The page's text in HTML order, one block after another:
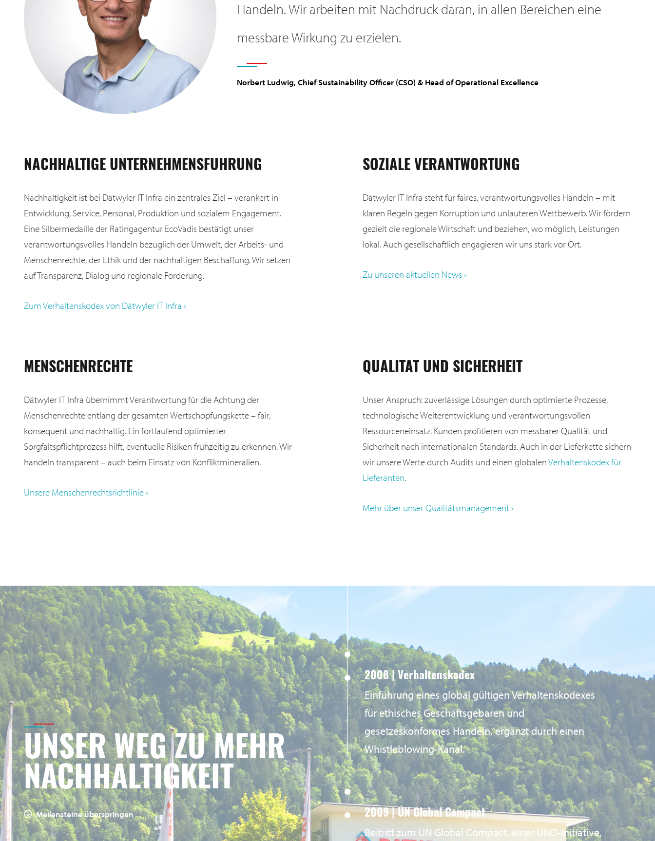
Handeln. Wir arbeiten mit Nachdruck daran, in allen Bereichen eine
messbare Wirkung zu erzielen.
Norbert Ludwig, Chief Sustainability Officer (CSO) & Head of Operational Excellence
NACHHALTIGE UNTERNEHMENSFÜHRUNG
Nachhaltigkeit ist bei Dätwyler IT Infra ein zentrales Ziel – verankert in
Entwicklung, Service, Personal, Produktion und sozialem Engagement.
Eine Silbermedaille der Ratingagentur EcoVadis bestätigt unser
verantwortungsvolles Handeln bezüglich der Umwelt, der Arbeits- und
Menschenrechte, der Ethik und der nachhaltigen Beschaffung. Wir setzen
auf Transparenz, Dialog und regionale Förderung.
Zum Verhaltenskodex von Dätwyler IT Infra ›
SOZIALE VERANTWORTUNG
Dätwyler IT Infra steht für faires, verantwortungsvolles Handeln – mit
klaren Regeln gegen Korruption und unlauteren Wettbewerb. Wir fördern
gezielt die regionale Wirtschaft und beziehen, wo möglich, Leistungen
lokal. Auch gesellschaftlich engagieren wir uns stark vor Ort.
Zu unseren aktuellen News ›
MENSCHENRECHTE
Dätwyler IT Infra übernimmt Verantwortung für die Achtung der
Menschenrechte entlang der gesamten Wertschöpfungskette – fair,
konsequent und nachhaltig. Ein fortlaufend optimierter
Sorgfaltspflichtprozess hilft, eventuelle Risiken frühzeitig zu erkennen. Wir
handeln transparent – auch beim Einsatz von Konfliktmineralien.
Unsere Menschenrechtsrichtlinie ›
QUALITÄT UND SICHERHEIT
Unser Anspruch: zuverlässige Lösungen durch optimierte Prozesse,
technologische Weiterentwicklung und verantwortungsvollen
Ressourceneinsatz. Kunden profitieren von messbarer Qualität und
Sicherheit nach internationalen Standards. Auch in der Lieferkette sichern
wir unsere Werte durch Audits und einen globalenVerhaltenskodex für
Lieferanten.
Mehr über unser Qualitätsmanagement ›
UNSER WEG ZU MEHR
NACHHALTIGKEIT
Meilensteine überspringen
2008 | Verhaltenskodex
Einführung eines global gültigen Verhaltenskodexes
für ethisches Geschäftsgebaren und
gesetzeskonformes Handeln, ergänzt durch einen
Whistleblowing-Kanal.
2009 | UN Global Compact
Beitritt zum UN Global Compact, einer UNO-Initiative,